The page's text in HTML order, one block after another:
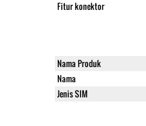
Fitur konektor
Nama Produk
Nama
Jenis SIM